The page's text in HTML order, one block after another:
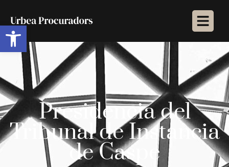
Abrir barra de herramientas
Presidencia del
Tribunal de Instancia
de Caspe